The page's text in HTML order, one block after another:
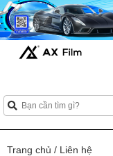
Trang chủ / Liên hệ